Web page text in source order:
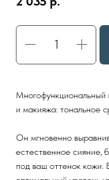
Многофункциональный
и макияжа: тональное
Он мгновенно
естественное сияние,
под ваш оттенок кожи.